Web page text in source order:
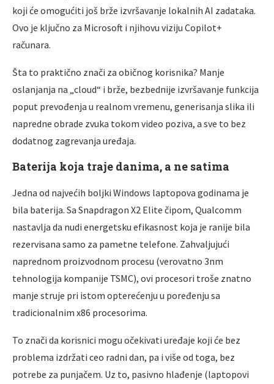
koji će omogućiti još brže izvršavanje lokalnih AI zadataka.
Ovo je ključno za Microsoft i njihovu viziju Copilot+
računara.
Šta to praktično znači za običnog korisnika? Manje
oslanjanja na „cloud“ i brže, bezbednije izvršavanje funkcija
poput prevođenja u realnom vremenu, generisanja slika ili
napredne obrade zvuka tokom video poziva, a sve to bez
dodatnog zagrevanja uređaja.
Baterija koja traje danima, a ne satima
Jedna od najvećih boljki Windows laptopova godinama je
bila baterija. Sa Snapdragon X2 Elite čipom, Qualcomm
nastavlja da nudi energetsku efikasnost koja je ranije bila
rezervisana samo za pametne telefone. Zahvaljujući
naprednom proizvodnom procesu (verovatno 3nm
tehnologija kompanije TSMC), ovi procesori troše znatno
manje struje pri istom opterećenju u poređenju sa
tradicionalnim x86 procesorima.
To znači da korisnici mogu očekivati uređaje koji će bez
problema izdržati ceo radni dan, pa i više od toga, bez
potrebe za punjačem. Uz to, pasivno hlađenje (laptopovi